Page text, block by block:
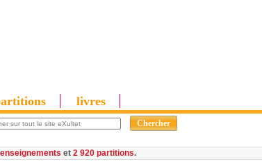
livres
et 2 920 partitions.